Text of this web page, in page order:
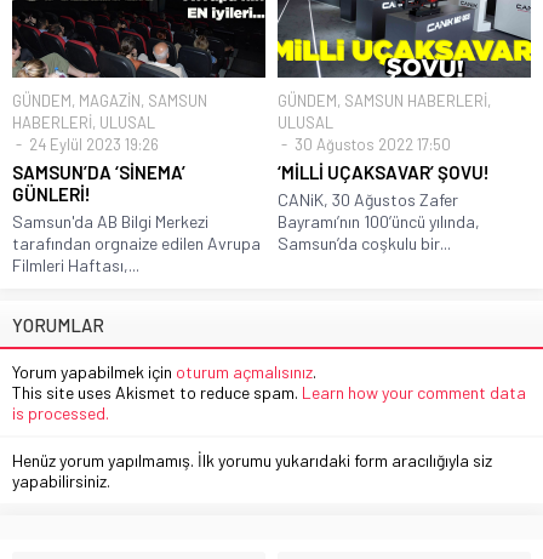
GÜNDEM, MAGAZİN, SAMSUN
HABERLERİ, ULUSAL
24 Eylül 2023 19:26
SAMSUN’DA ‘SİNEMA’
GÜNLERİ!
Samsun'da AB Bilgi Merkezi
tarafından orgnaize edilen Avrupa
Filmleri Haftası,...
GÜNDEM, SAMSUN HABERLERİ,
ULUSAL
30 Ağustos 2022 17:50
‘MİLLİ UÇAKSAVAR’ ŞOVU!
CANiK, 30 Ağustos Zafer
Bayramı’nın 100’üncü yılında,
Samsun’da coşkulu bir...
YORUMLAR
Yorum yapabilmek için oturum açmalısınız.
This site uses Akismet to reduce spam. Learn how your comment data
is processed.
Henüz yorum yapılmamış. İlk yorumu yukarıdaki form aracılığıyla siz
yapabilirsiniz.